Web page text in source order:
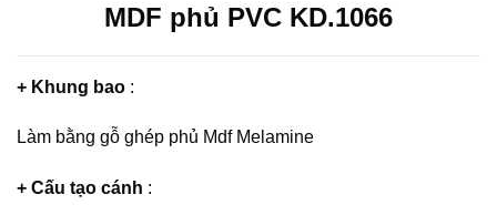
MDF phủ PVC KD.1066
+ Khung bao :
Làm bằng gỗ ghép phủ Mdf Melamine
+ Cấu tạo cánh :